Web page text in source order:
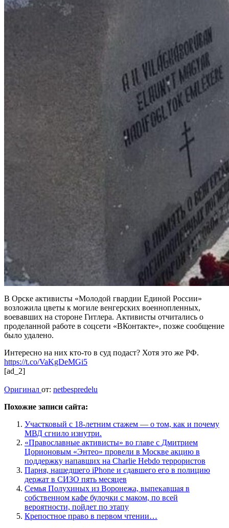
В Орске активисты «Молодой гвардии Единой России»
возложила цветы к могиле венгерских военнопленных,
воевавших на стороне Гитлера. Активисты отчитались о
проделанной работе в соцсети «ВКонтакте», позже сообщение
было удалено.
Интересно на них кто-то в суд подаст? Хотя это же РФ.
https://t.co/VaKgDeMGi5
[ad_2]
Оригинал от: netbespredelu
Похожие записи сайта:
Участковый с 18-летним стажем — о том, как и почему
МВД сгнило изнутри.
«Православные активисты» во главе с Дмитрием
Цорионовым «Энтео» провели в Москве акцию в
поддержку напавших на Charlie Hebdo террористов
Парня, нашедшего iPhone и сдавшего его в полицию
держат в СИЗО пять месяцев
Семья Полухиных из Воронежа, выпекавшая в
собственном кафе булочки с маком, по всей
вероятности, пойдет по этапу
Крепостное право в первом чтении…